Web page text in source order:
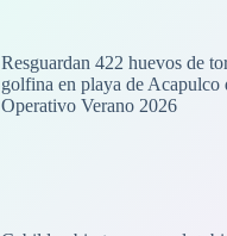
Resguardan 422 huevos de
golfina en playa de Acapulco
Operativo Verano 2026